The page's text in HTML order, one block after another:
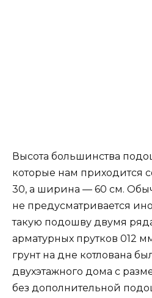
Высота большинства
которые нам приходится
30, а ширина — 60 см.
не предусматривается
такую подошву двумя
арматурных прутков 012
грунт на дне котлована
двухэтажного дома с
без дополнительной